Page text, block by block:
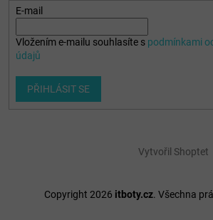
E-mail
Vložením e-mailu souhlasíte s podmínkami
údajů
PŘIHLÁSIT SE
Vytvořil Shoptet
Copyright 2026 itboty.cz. Všechna